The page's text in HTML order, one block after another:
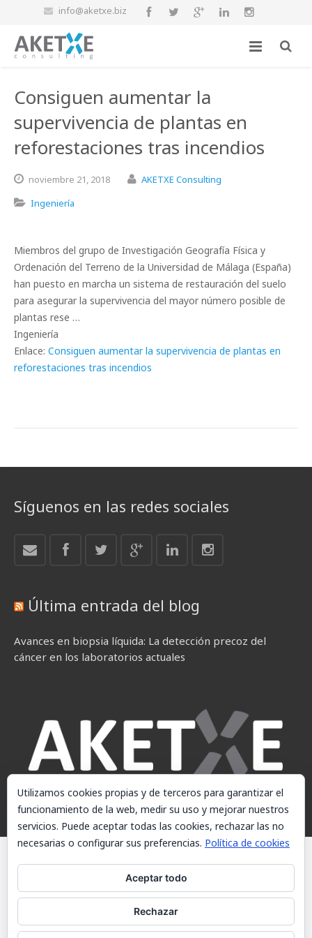
info@aketxe.biz
Consiguen aumentar la
supervivencia de plantas en
reforestaciones tras incendios
noviembre 21, 2018
AKETXE Consulting
Ingeniería
Miembros del grupo de Investigación Geografía Física y
Ordenación del Terreno de la Universidad de Málaga (España)
han puesto en marcha un sistema de restauración del suelo
para asegurar la supervivencia del mayor número posible de
plantas rese …
Ingeniería
Enlace: Consiguen aumentar la supervivencia de plantas en
reforestaciones tras incendios
Síguenos en las redes sociales
Última entrada del blog
Avances en biopsia líquida: La detección precoz del
cáncer en los laboratorios actuales
© AKETXE Consulting, S.L. - Este sitio web utiliza cookies, consulte
nuestra Política de cookies.
Política de cookies
Utilizamos cookies propias y de terceros para garantizar el
funcionamiento de la web, medir su uso y mejorar nuestros
servicios. Puede aceptar todas las cookies, rechazar las no
necesarias o configurar sus preferencias. Política de cookies
Aceptar todo
Rechazar